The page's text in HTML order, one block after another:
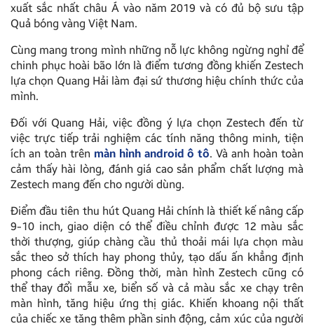
xuất sắc nhất châu Á vào năm 2019 và có đủ bộ sưu tập
Quả bóng vàng Việt Nam.
Cùng mang trong mình những nỗ lực không ngừng nghỉ để
chinh phục hoài bão lớn là điểm tương đồng khiến Zestech
lựa chọn Quang Hải làm đại sứ thương hiệu chính thức của
mình.
Đối với Quang Hải, việc đồng ý lựa chọn Zestech đến từ
việc trực tiếp trải nghiệm các tính năng thông minh, tiện
ích an toàn trên màn hình android ô tô. Và anh hoàn toàn
cảm thấy hài lòng, đánh giá cao sản phẩm chất lượng mà
Zestech mang đến cho người dùng.
Điểm đầu tiên thu hút Quang Hải chính là thiết kế nâng cấp
9-10 inch, giao diện có thể điều chỉnh được 12 màu sắc
thời thượng, giúp chàng cầu thủ thoải mái lựa chọn màu
sắc theo sở thích hay phong thủy, tạo dấu ấn khẳng định
phong cách riêng. Đồng thời, màn hình Zestech cũng có
thể thay đổi mẫu xe, biển số và cả màu sắc xe chạy trên
màn hình, tăng hiệu ứng thị giác. Khiến khoang nội thất
của chiếc xe tăng thêm phần sinh động, cảm xúc của người